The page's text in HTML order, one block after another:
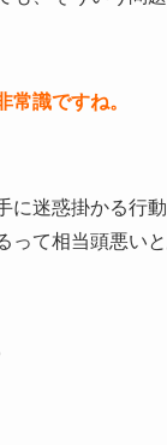
常識ですね。
に迷惑掛かる行
って相当頭悪いと